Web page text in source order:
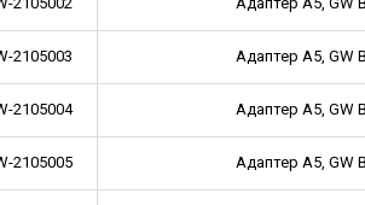
2105003 Адаптер A5, GW
2105004 Адаптер A5, GW
2105005 Адаптер A5, GW